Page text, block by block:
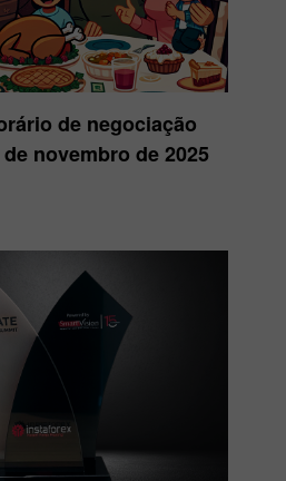
de negociação
novembro de 2025